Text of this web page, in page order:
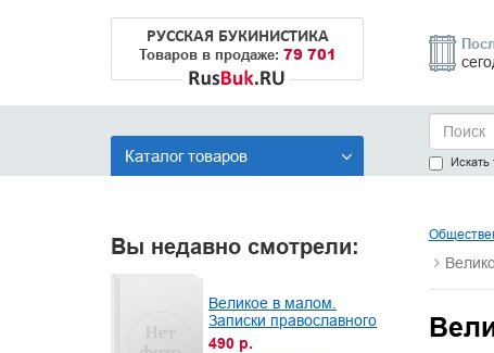
РУССКАЯ БУКИНИСТИКА
Товаров в продаже: 79 701
Каталог товаров Искать
Вы недавно смотрели:
Великое в малом.
Записки православного
490 р.